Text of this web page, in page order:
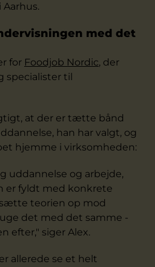
med det
for Foodjob Nordic, der
specialister til
at der er tætte bånd
han har valgt, og
hjemme i virksomheden:
uddannelse og arbejde,
er fyldt med konkrete
teorien op mod
det med det samme -
efter," siger Alex.
allerede se et helt